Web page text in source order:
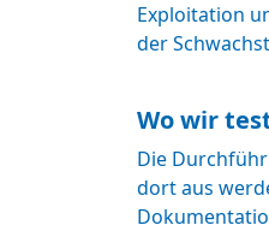
Exploitation
der
Wo wir
Die
dort aus